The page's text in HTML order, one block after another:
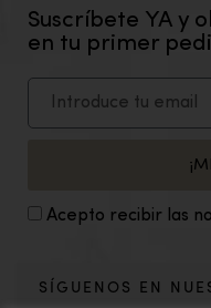
Suscríbete YA y
en tu primer
Acepto recibir las
SÍGUENOS EN